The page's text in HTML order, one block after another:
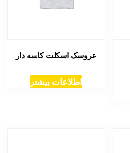
عروسک اسکلت کاسه دار
اطلاعات بیشتر